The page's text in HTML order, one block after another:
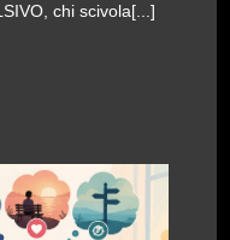
chi scivola[...]